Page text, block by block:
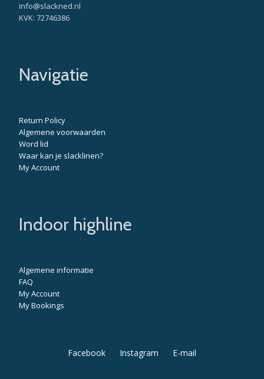
info@slackned.nl
KVK: 72746386
Navigatie
Return Policy
Algemene voorwaarden
Word lid
Waar kan je slacklinen?
My Account
Indoor highline
Algemene informatie
FAQ
My Account
My Bookings
Secondary
Facebook Instagram E-mail